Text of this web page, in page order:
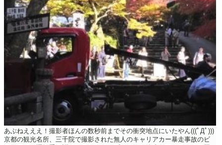
あぶねえええ！撮影者ほんの数秒前までその衝突地点にいたやん(((ﾟДﾟ)))
京都の観光名所、三千院で撮影された無人のキャリアカー暴走事故のビ